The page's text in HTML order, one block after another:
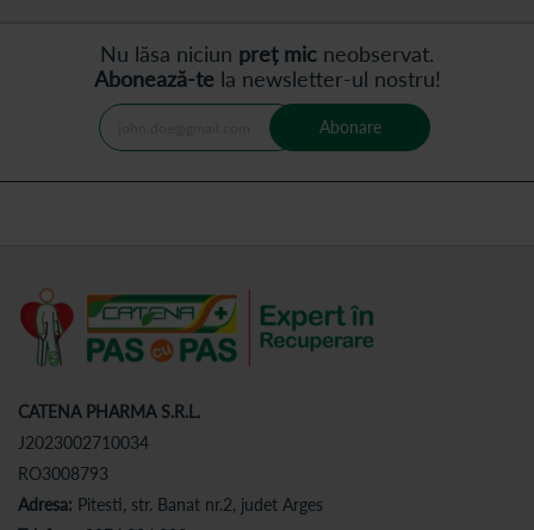
Nu lăsa niciun preț mic neobservat.
Abonează-tela newsletter-ul nostru!
Abonare
CATENA PHARMA S.R.L.
J2023002710034
RO3008793
Adresa: Pitesti, str. Banat nr.2, judet Arges